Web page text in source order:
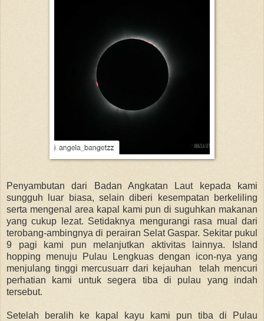
Penyambutan dari Badan Angkatan Laut kepada kami
sungguh luar biasa, selain diberi kesempatan berkeliling
serta mengenal area kapal kami pun di suguhkan makanan
yang cukup lezat. Setidaknya mengurangi rasa mual dari
terobang-ambingnya di perairan Selat Gaspar. Sekitar pukul
9 pagi kami pun melanjutkan aktivitas lainnya. Island
hopping menuju Pulau Lengkuas dengan icon-nya yang
menjulang tinggi mercusuarr dari kejauhan telah mencuri
perhatian kami untuk segera tiba di pulau yang indah
tersebut.
Setelah beralih ke kapal kayu kami pun tiba di Pulau